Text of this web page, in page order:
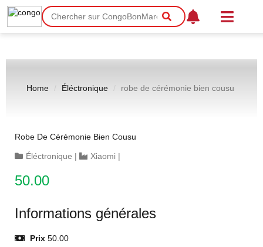
Home Éléctronique robe de cérémonie bien cousu
Robe De Cérémonie Bien Cousu
Éléctronique | Xiaomi |
50.00
Informations générales
Prix 50.00